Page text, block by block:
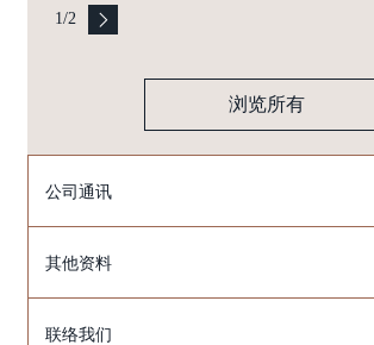
1/2
浏览所有
公司通讯
其他资料
联络我们